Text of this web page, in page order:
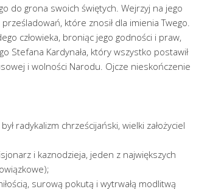
do grona swoich świętych. Wejrzyj na jego
które znosił dla imienia Twego.
człowieka, broniąc jego godności i praw,
Stefana Kardynała, który wszystko postawił
i wolności Narodu. Ojcze nieskończenie
radykalizm chrześcijański, wielki założyciel
i kaznodzieja, jeden z największych
surową pokutą i wytrwałą modlitwą